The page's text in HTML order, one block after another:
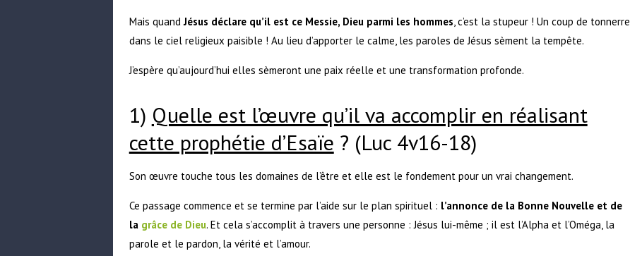
Mais quandJésus déclare qu’il est ce Messie, Dieu parmi les hommes, c’est la stupeur ! Un coup de tonnerre
dans le ciel religieux paisible ! Au lieu d’apporter le calme, les paroles de Jésus sèment la tempête.
J’espère qu’aujourd’hui elles sèmeront une paix réelle et une transformation profonde.
1) Quelle est l’œuvre qu’il va accomplir en réalisant
cette prophétie d’Esaïe ? (Luc 4v16-18)
Son œuvre touche tous les domaines de l’être et elle est le fondement pour un vrai changement.
Ce passage commence et se termine par l’aide sur le plan spirituel : l’annonce de la Bonne Nouvelle et de
la grâce de Dieu. Et cela s’accomplit à travers une personne : Jésus lui-même ; il est l’Alpha et l’Oméga, la
parole et le pardon, la vérité et l’amour.